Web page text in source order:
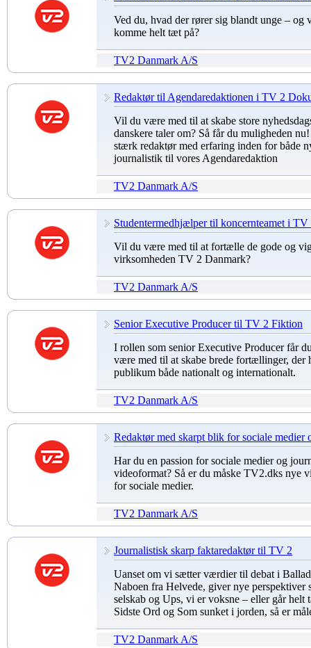
Ved du, hvad der rører sig blandt unge – og
komme helt tæt på?
TV2 Danmark A/S
Redaktør til Agendaredaktionen i TV 2
Vil du være med til at skabe store
danskere taler om? Så får du muligheden
stærk redaktør med erfaring inden for både
journalistik til vores Agendaredaktion
TV2 Danmark A/S
Studentermedhjælper til koncernteamet i
Vil du være med til at fortælle de gode og
virksomheden TV 2 Danmark?
TV2 Danmark A/S
Senior Executive Producer til TV 2 Fiktion
I rollen som senior Executive Producer får
være med til at skabe brede fortællinger, der
publikum både nationalt og internationalt.
TV2 Danmark A/S
Redaktør med skarpt blik for sociale medier
Har du en passion for sociale medier og
videoformat? Så er du måske TV2.dks nye
for sociale medier.
TV2 Danmark A/S
Journalistisk skarp faktaredaktør til TV 2
Uanset om vi sætter værdier til debat i
Naboen fra Helvede, giver nye perspektiver
selskab og Ups, vi er voksne – eller går helt
Sidste Ord og Som sunket i jorden, så er
TV2 Danmark A/S